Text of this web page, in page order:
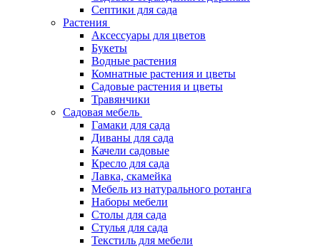
Септики для сада
Растения
Аксессуары для цветов
Букеты
Водные растения
Комнатные растения и цветы
Садовые растения и цветы
Травянчики
Садовая мебель
Гамаки для сада
Диваны для сада
Качели садовые
Кресло для сада
Лавка, скамейка
Мебель из натурального ротанга
Наборы мебели
Столы для сада
Стулья для сада
Текстиль для мебели